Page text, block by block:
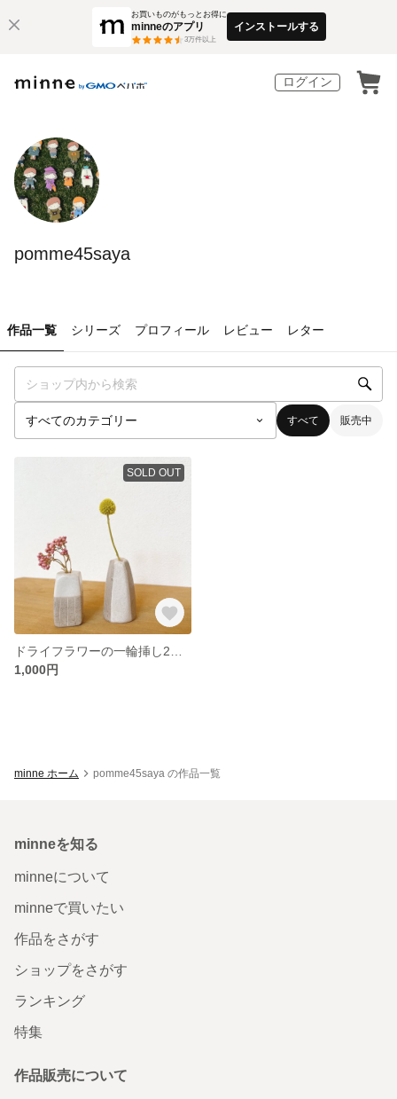
お買いものがもっとお得に
minneのアプリ
3万件以上
インストールする
ログイン
pomme45saya
作品一覧 シリーズ プロフィール レビュー レター
すべて 販売中
SOLD OUT
1,000円
minne ホーム pomme45saya の作品一覧
minneを知る
minneについて
minneで買いたい
作品をさがす
ショップをさがす
ランキング
特集
作品販売について